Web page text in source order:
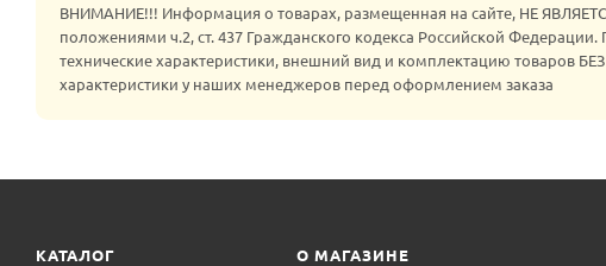
ВНИМАНИЕ!!! Информация о товарах, размещенная на сайте, НЕ
положениями ч.2, ст. 437 Гражданского кодекса Российской
технические характеристики, внешний вид и комплектацию товаров
характеристики у наших менеджеров перед оформлением заказа
КАТАЛОГ О МАГАЗИНЕ